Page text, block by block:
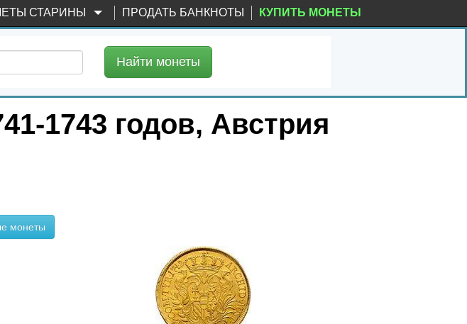
СТАРИНЫ ПРОДАТЬ БАНКНОТЫ КУПИТЬ МОНЕТЫ
Найти монеты
1743 годов, Австрия
монеты